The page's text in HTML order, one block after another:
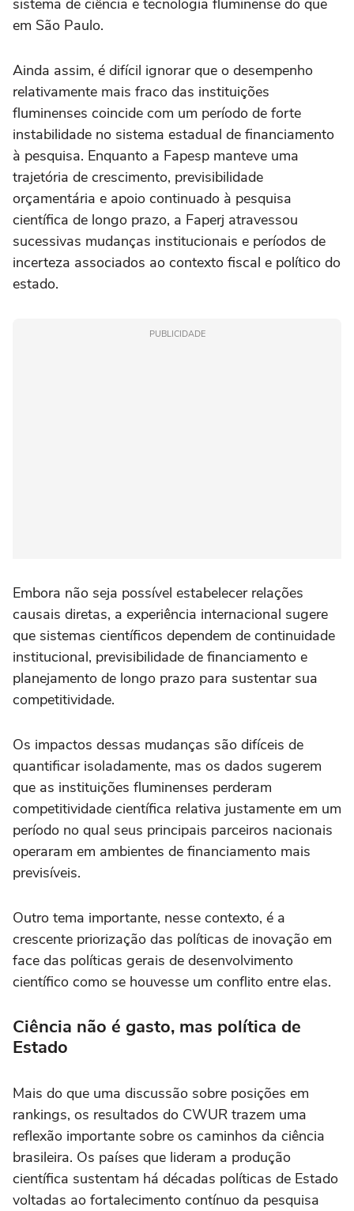
sistema de ciência e tecnologia fluminense do que
em São Paulo.
Ainda assim, é difícil ignorar que o desempenho
relativamente mais fraco das instituições
fluminenses coincide com um período de forte
instabilidade no sistema estadual de financiamento
à pesquisa. Enquanto a Fapesp manteve uma
trajetória de crescimento, previsibilidade
orçamentária e apoio continuado à pesquisa
científica de longo prazo, a Faperj atravessou
sucessivas mudanças institucionais e períodos de
incerteza associados ao contexto fiscal e político do
estado.
PUBLICIDADE
Embora não seja possível estabelecer relações
causais diretas, a experiência internacional sugere
que sistemas científicos dependem de continuidade
institucional, previsibilidade de financiamento e
planejamento de longo prazo para sustentar sua
competitividade.
Os impactos dessas mudanças são difíceis de
quantificar isoladamente, mas os dados sugerem
que as instituições fluminenses perderam
competitividade científica relativa justamente em um
período no qual seus principais parceiros nacionais
operaram em ambientes de financiamento mais
previsíveis.
Outro tema importante, nesse contexto, é a
crescente priorização das políticas de inovação em
face das políticas gerais de desenvolvimento
científico como se houvesse um conflito entre elas.
Ciência não é gasto, mas política de
Estado
Mais do que uma discussão sobre posições em
rankings, os resultados do CWUR trazem uma
reflexão importante sobre os caminhos da ciência
brasileira. Os países que lideram a produção
científica sustentam há décadas políticas de Estado
voltadas ao fortalecimento contínuo da pesquisa